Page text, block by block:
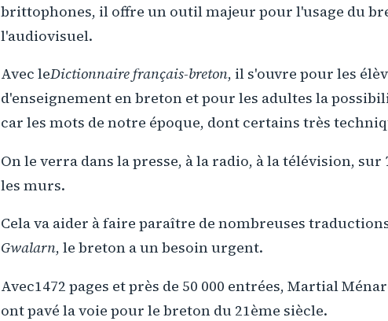
brittophones, il offre un outil majeur pour l'usage du
l'audiovisuel.
Avec leDictionnaire français-breton, il s'ouvre pour les
d'enseignement en breton et pour les adultes la
car les mots de notre époque, dont certains très
On le verra dans la presse, à la radio, à la télévision, sur
les murs.
Cela va aider à faire paraître de nombreuses
Gwalarn, le breton a un besoin urgent.
Avec1472 pages et près de 50 000 entrées, Martial
ont pavé la voie pour le breton du 21ème siècle.